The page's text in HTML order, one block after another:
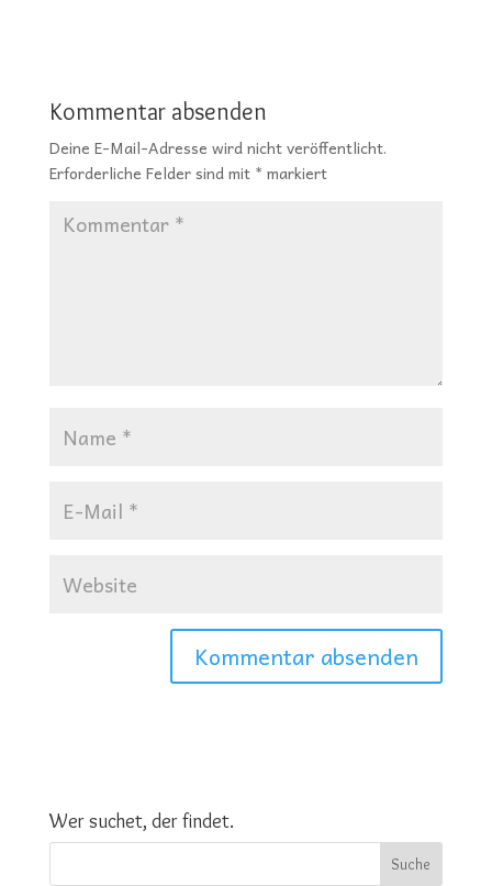
Kommentar absenden
Deine E-Mail-Adresse wird nicht veröffentlicht.
Erforderliche Felder sind mit * markiert
Wer suchet, der findet.